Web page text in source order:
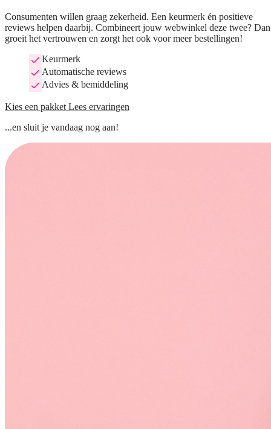
Consumenten willen graag zekerheid. Een keurmerk én positieve
reviews helpen daarbij. Combineert jouw webwinkel deze twee? Dan
groeit het vertrouwen en zorgt het ook voor meer bestellingen!
Keurmerk
Automatische reviews
Advies & bemiddeling
Kies een pakket Lees ervaringen
...en sluit je vandaag nog aan!